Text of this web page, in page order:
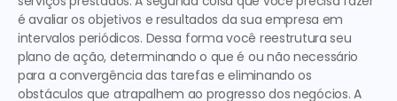
é avaliar os objetivos e resultados da sua empresa em
intervalos periódicos. Dessa forma você reestrutura seu
plano de ação, determinando o que é ou não necessário
para a convergência das tarefas e eliminando os
obstáculos que atrapalhem ao progresso dos negócios. A